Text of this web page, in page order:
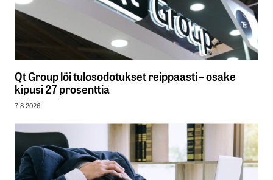
Qt Group löi tulosodotukset reippaasti – osake
kipusi 27 prosenttia
7.8.2026